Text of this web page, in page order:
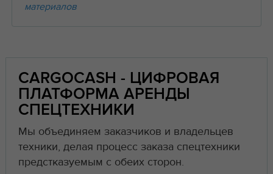
материалов
CARGOCASH - ЦИФРОВАЯ
ПЛАТФОРМА АРЕНДЫ
СПЕЦТЕХНИКИ
Мы объединяем заказчиков и владельцев
техники, делая процесс заказа спецтехники
предстказуемым с обеих сторон.